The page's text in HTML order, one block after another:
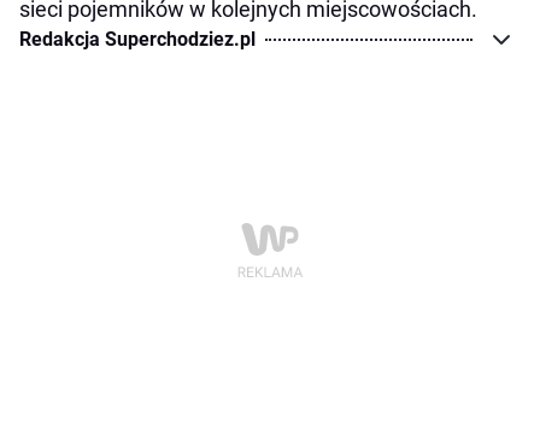
sieci pojemników w kolejnych miejscowościach.
Redakcja Superchodziez.pl